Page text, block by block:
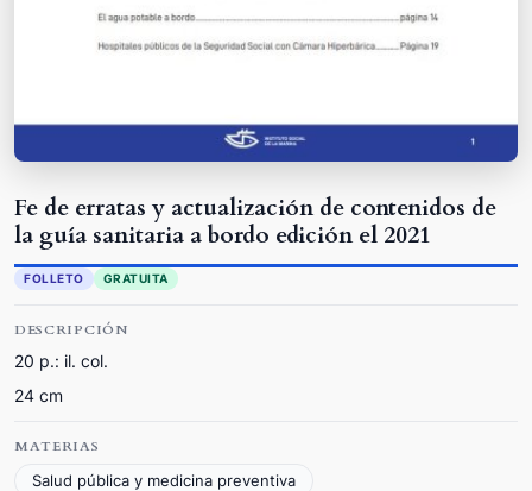
Fe de erratas y actualización de contenidos de
la guía sanitaria a bordo edición el 2021
FOLLETO GRATUITA
DESCRIPCIÓN
20 p.: il. col.
24 cm
MATERIAS
Salud pública y medicina preventiva